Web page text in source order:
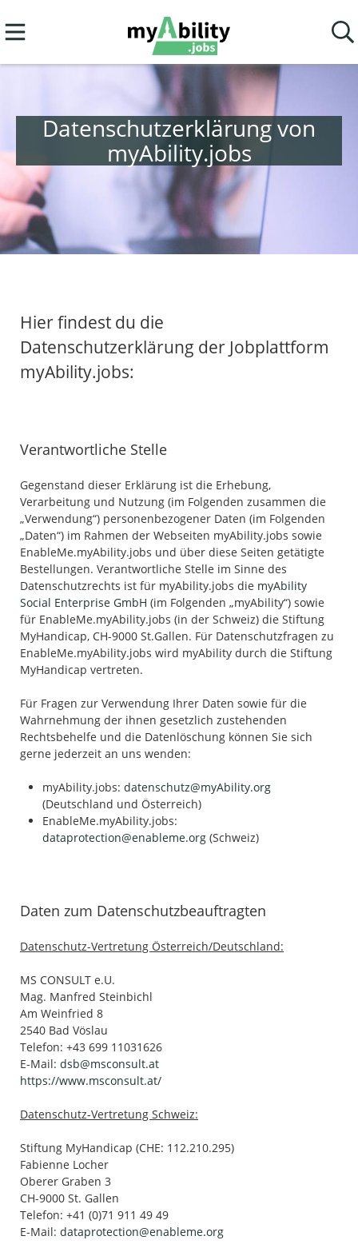
Datenschutzerklärung von
myAbility.jobs
Hier findest du die
Datenschutzerklärung der Jobplattform
myAbility.jobs:
Verantwortliche Stelle
Gegenstand dieser Erklärung ist die Erhebung,
Verarbeitung und Nutzung (im Folgenden zusammen die
„Verwendung“) personenbezogener Daten (im Folgenden
„Daten“) im Rahmen der Webseiten myAbility.jobs sowie
EnableMe.myAbility.jobs und über diese Seiten getätigte
Bestellungen. Verantwortliche Stelle im Sinne des
Datenschutzrechts ist für myAbility.jobs die myAbility
Social Enterprise GmbH (im Folgenden „myAbility“) sowie
für EnableMe.myAbility.jobs (in der Schweiz) die Stiftung
MyHandicap, CH-9000 St.Gallen. Für Datenschutzfragen zu
EnableMe.myAbility.jobs wird myAbility durch die Stiftung
MyHandicap vertreten.
Für Fragen zur Verwendung Ihrer Daten sowie für die
Wahrnehmung der ihnen gesetzlich zustehenden
Rechtsbehelfe und die Datenlöschung können Sie sich
gerne jederzeit an uns wenden:
myAbility.jobs: datenschutz@myAbility.org
(Deutschland und Österreich)
EnableMe.myAbility.jobs:
dataprotection@enableme.org (Schweiz)
Daten zum Datenschutzbeauftragten
Datenschutz-Vertretung Österreich/Deutschland:
MS CONSULT e.U.
Mag. Manfred Steinbichl
Am Weinfried 8
2540 Bad Vöslau
Telefon: +43 699 11031626
E-Mail: dsb@msconsult.at
https://www.msconsult.at/
Datenschutz-Vertretung Schweiz:
Stiftung MyHandicap (CHE: 112.210.295)
Fabienne Locher
Oberer Graben 3
CH-9000 St. Gallen
Telefon: +41 (0)71 911 49 49
E-Mail: dataprotection@enableme.org